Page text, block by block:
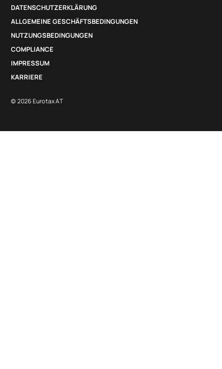
DATENSCHUTZERKLÄRUNG
ALLGEMEINE GESCHÄFTSBEDINGUNGEN
NUTZUNGSBEDINGUNGEN
COMPLIANCE
IMPRESSUM
KARRIERE
© 2026 Eurotax AT